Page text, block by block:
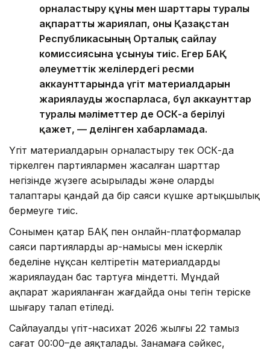
орналастыру құны мен шарттары туралы
ақпаратты жариялап, оны Қазақстан
Республикасының Орталық сайлау
комиссиясына ұсынуы тиіс. Егер БАҚ
әлеуметтік желілердегі ресми
аккаунттарында үгіт материалдарын
жариялауды жоспарласа, бұл аккаунттар
туралы мәліметтер де ОСК-ға берілуі
қажет, — делінген хабарламада.
Үгіт материалдарын орналастыру тек ОСК-да
тіркелген партиялармен жасалған шарттар
негізінде жүзеге асырылады және олардың
талаптары қандай да бір саяси күшке артықшылық
бермеуге тиіс.
Сонымен қатар БАҚ пен онлайн-платформалар
саяси партиялардың ар-намысы мен іскерлік
беделіне нұқсан келтіретін материалдарды
жариялаудан бас тартуға міндетті. Мұндай
ақпарат жарияланған жағдайда оны тегін теріске
шығару талап етіледі.
Сайлауалды үгіт-насихат 2026 жылғы 22 тамыз
сағат 00:00–де аяқталады. Заңнамаға сәйкес,